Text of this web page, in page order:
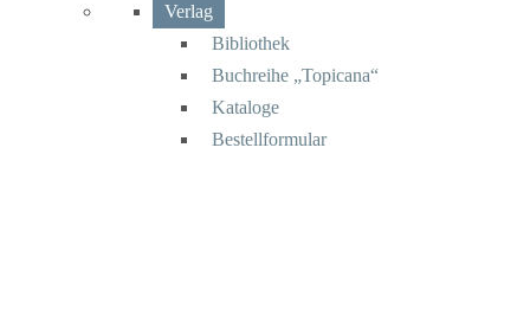
Verlag
Bibliothek
Buchreihe „Topicana“
Kataloge
Bestellformular